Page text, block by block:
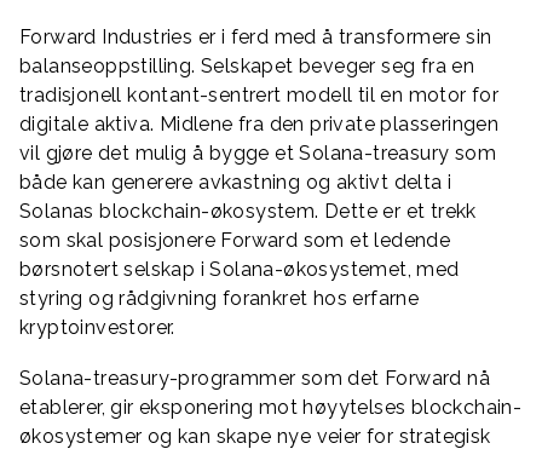
Forward Industries er i ferd med å transformere sin
balanseoppstilling. Selskapet beveger seg fra en
tradisjonell kontant-sentrert modell til en motor for
digitale aktiva. Midlene fra den private plasseringen
vil gjøre det mulig å bygge et Solana-treasury som
både kan generere avkastning og aktivt delta i
Solanas blockchain-økosystem. Dette er et trekk
som skal posisjonere Forward som et ledende
børsnotert selskap i Solana-økosystemet, med
styring og rådgivning forankret hos erfarne
kryptoinvestorer.
Solana-treasury-programmer som det Forward nå
etablerer, gir eksponering mot høyytelses blockchain-
økosystemer og kan skape nye veier for strategisk